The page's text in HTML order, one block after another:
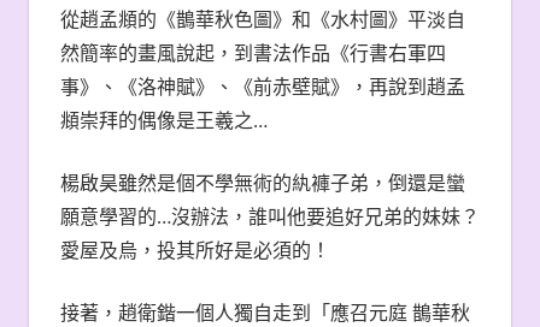
從趙孟頫的《鵲華秋色圖》和《水村圖》平淡自
然簡率的畫風說起，到書法作品《行書右軍四
事》、《洛神賦》、《前赤壁賦》，再說到趙孟
頫崇拜的偶像是王羲之…
楊啟昊雖然是個不學無術的紈褲子弟，倒還是蠻
願意學習的…沒辦法，誰叫他要追好兄弟的妹妹？
愛屋及烏，投其所好是必須的！
接著，趙衛鍇一個人獨自走到「應召元庭 鵲華秋